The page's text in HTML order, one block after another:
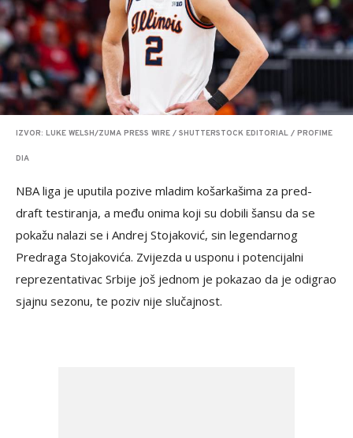
IZVOR: LUKE WELSH/ZUMA PRESS WIRE / SHUTTERSTOCK EDITORIAL / PROFIME
DIA
NBA liga je uputila pozive mladim košarkašima za pred-
draft testiranja, a među onima koji su dobili šansu da se
pokažu nalazi se i Andrej Stojaković, sin legendarnog
Predraga Stojakovića. Zvijezda u usponu i potencijalni
reprezentativac Srbije još jednom je pokazao da je odigrao
sjajnu sezonu, te poziv nije slučajnost.